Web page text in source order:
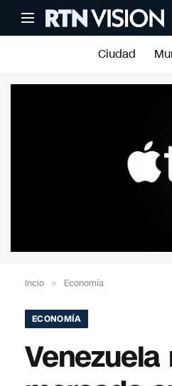
Ciudad
Incio » Economía
ECONOMÍA